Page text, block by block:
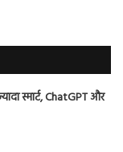
स्मार्ट, ChatGPT और